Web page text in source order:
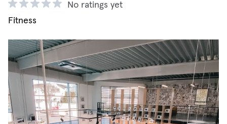
No ratings yet
Fitness